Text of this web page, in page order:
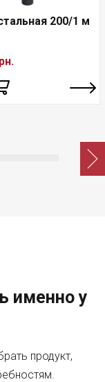
200/1 м
именно у
продукт,